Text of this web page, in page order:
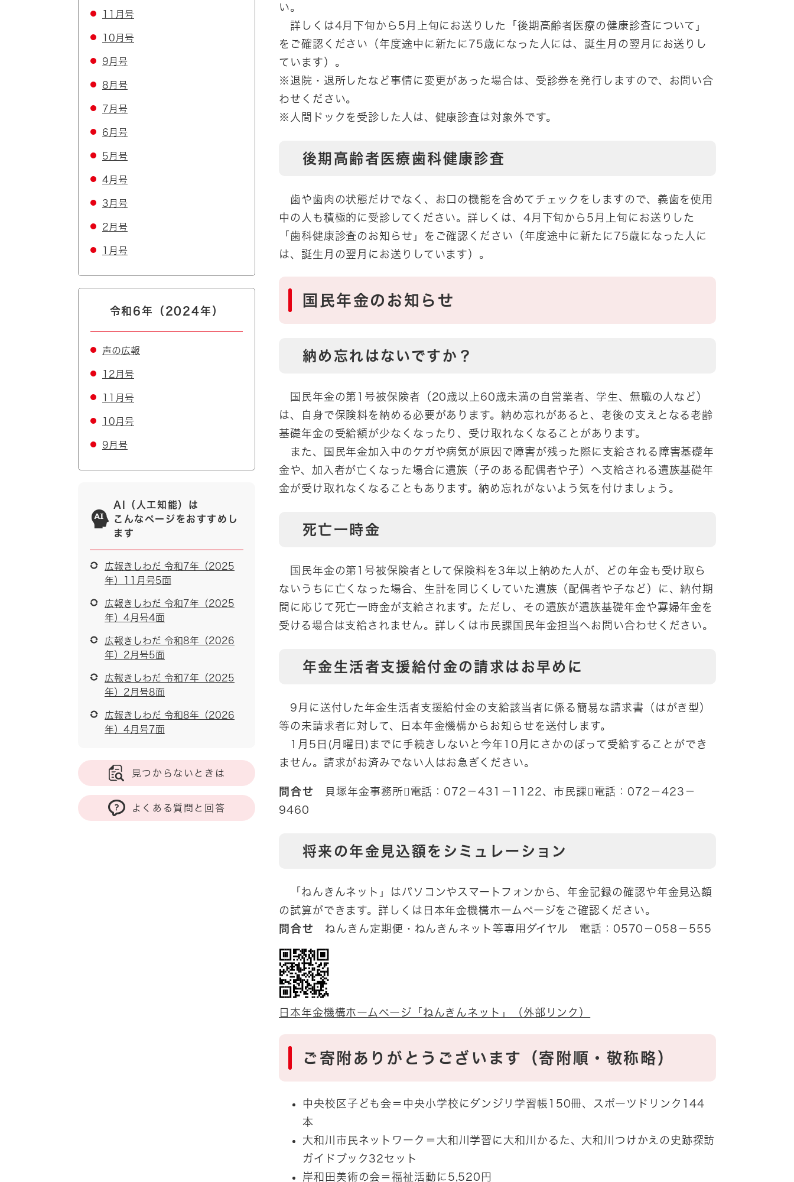
い。
詳しくは4月下旬から5月上旬にお送りした「後期高齢者医療の健康診査について」
をご確認ください（年度途中に新たに75歳になった人には、誕生月の翌月にお送りし
ています）。
※退院・退所したなど事情に変更があった場合は、受診券を発行しますので、お問い合
わせください。
※人間ドックを受診した人は、健康診査は対象外です。
後期高齢者医療歯科健康診査
歯や歯肉の状態だけでなく、お口の機能を含めてチェックをしますので、義歯を使用
中の人も積極的に受診してください。詳しくは、4月下旬から5月上旬にお送りした
「歯科健康診査のお知らせ」をご確認ください（年度途中に新たに75歳になった人に
は、誕生月の翌月にお送りしています）。
国民年金のお知らせ
納め忘れはないですか？
国民年金の第1号被保険者（20歳以上60歳未満の自営業者、学生、無職の人など）
は、自身で保険料を納める必要があります。納め忘れがあると、老後の支えとなる老齢
基礎年金の受給額が少なくなったり、受け取れなくなることがあります。
また、国民年金加入中のケガや病気が原因で障害が残った際に支給される障害基礎年
金や、加入者が亡くなった場合に遺族（子のある配偶者や子）へ支給される遺族基礎年
金が受け取れなくなることもあります。納め忘れがないよう気を付けましょう。
死亡一時金
国民年金の第1号被保険者として保険料を3年以上納めた人が、どの年金も受け取ら
ないうちに亡くなった場合、生計を同じくしていた遺族（配偶者や子など）に、納付期
間に応じて死亡一時金が支給されます。ただし、その遺族が遺族基礎年金や寡婦年金を
受ける場合は支給されません。詳しくは市民課国民年金担当へお問い合わせください。
年金生活者支援給付金の請求はお早めに
9月に送付した年金生活者支援給付金の支給該当者に係る簡易な請求書（はがき型）
等の未請求者に対して、日本年金機構からお知らせを送付します。
1月5日(月曜日)までに手続きしないと今年10月にさかのぼって受給することができ
ません。請求がお済みでない人はお急ぎください。
問合せ
貝塚年金事務所電話：072－431－1122、市民課電話：072－423－
9460
将来の年金見込額をシミュレーション
「ねんきんネット」はパソコンやスマートフォンから、年金記録の確認や年金見込額
の試算ができます。詳しくは日本年金機構ホームページをご確認ください。
問合せ
ねんきん定期便・ねんきんネット等専用ダイヤル 電話：0570－058－555
日本年金機構ホームページ「ねんきんネット」（外部リンク）
ご寄附ありがとうございます（寄附順・敬称略）
中央校区子ども会＝中央小学校にダンジリ学習帳150冊、スポーツドリンク144
本
大和川市民ネットワーク＝大和川学習に大和川かるた、大和川つけかえの史跡探訪
ガイドブック32セット
岸和田美術の会＝福祉活動に5,520円
11月号
10月号
9月号
8月号
7月号
6月号
5月号
4月号
3月号
2月号
1月号
令和6年（2024年）
声の広報
12月号
11月号
10月号
9月号
AI（人工知能）は
こんなページをおすすめし
ます
広報きしわだ 令和7年（2025
年）11月号5面
広報きしわだ 令和7年（2025
年）4月号4面
広報きしわだ 令和8年（2026
年）2月号5面
広報きしわだ 令和7年（2025
年）2月号8面
広報きしわだ 令和8年（2026
年）4月号7面
見つからないときは
よくある質問と回答